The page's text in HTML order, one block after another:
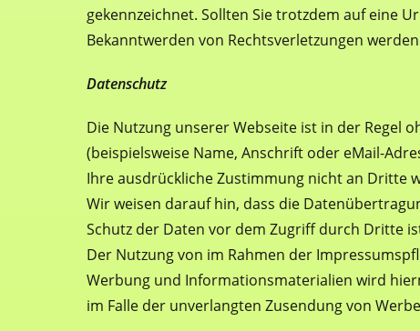
gekennzeichnet. Sollten Sie trotzdem auf eine
Bekanntwerden von Rechtsverletzungen
Datenschutz
Die Nutzung unserer Webseite ist in der Regel
(beispielsweise Name, Anschrift oder eMail-
Ihre ausdrückliche Zustimmung nicht an Dritte
Wir weisen darauf hin, dass die
Schutz der Daten vor dem Zugriff durch Dritte
Der Nutzung von im Rahmen der
Werbung und Informationsmaterialien wird
im Falle der unverlangten Zusendung von